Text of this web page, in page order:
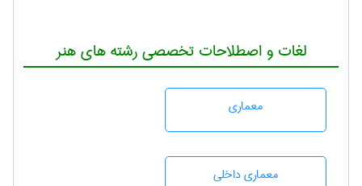
لغات و اصطلاحات تخصصی رشته های هنر
معماری
معماری داخلی